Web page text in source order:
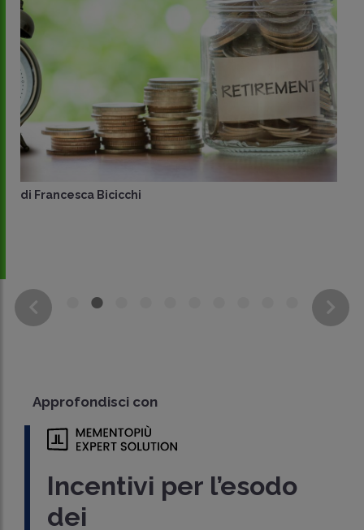
di Francesca Bicicchi
Approfondisci con
Incentivi per l’esodo
dei